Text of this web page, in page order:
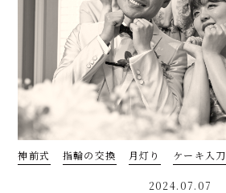
神前式 指輪の交換 月灯り ケーキ入刀
2024.07.07